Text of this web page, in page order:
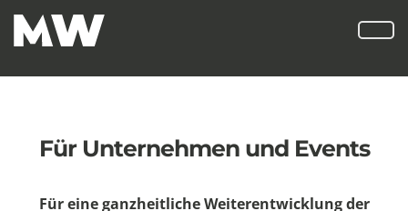
Für Unternehmen und Events
Für eine ganzheitliche Weiterentwicklung der